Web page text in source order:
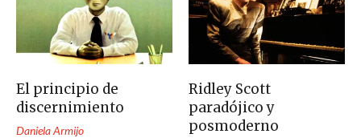
El principio de
discernimiento
Daniela Armijo
Ridley Scott
paradójico y
posmoderno